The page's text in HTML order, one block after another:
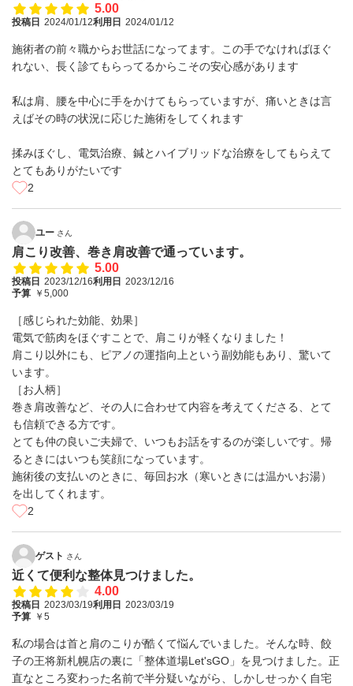
5.00
投稿日 2024/01/12利用日 2024/01/12
施術者の前々職からお世話になってます。この手でなければほぐ
れない、長く診てもらってるからこその安心感があります
私は肩、腰を中心に手をかけてもらっていますが、痛いときは言
えばその時の状況に応じた施術をしてくれます
揉みほぐし、電気治療、鍼とハイブリッドな治療をしてもらえて
とてもありがたいです
2
ユー さん
肩こり改善、巻き肩改善で通っています。
5.00
投稿日 2023/12/16利用日 2023/12/16
予算 ￥5,000
［感じられた効能、効果］
電気で筋肉をほぐすことで、肩こりが軽くなりました！
肩こり以外にも、ピアノの運指向上という副効能もあり、驚いて
います。
［お人柄］
巻き肩改善など、その人に合わせて内容を考えてくださる、とて
も信頼できる方です。
とても仲の良いご夫婦で、いつもお話をするのが楽しいです。帰
るときにはいつも笑顔になっています。
施術後の支払いのときに、毎回お水（寒いときには温かいお湯）
を出してくれます。
2
ゲスト さん
近くて便利な整体見つけました。
4.00
投稿日 2023/03/19利用日 2023/03/19
予算 ￥5
私の場合は首と肩のこりが酷くて悩んでいました。そんな時、餃
子の王将新札幌店の裏に「整体道場Let'sGO」を見つけました。正
直なところ変わった名前で半分疑いながら、しかしせっかく自宅